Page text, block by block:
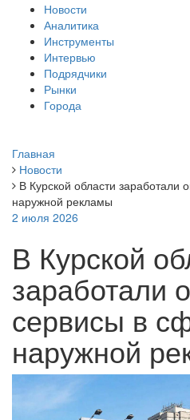
Новости
Аналитика
Инструменты
Интервью
Подрядчики
Рынки
Города
Главная
Новости
В Курской области
наружной рекламы
2 июля 2026
В Курской
заработали
сервисы в
наружной